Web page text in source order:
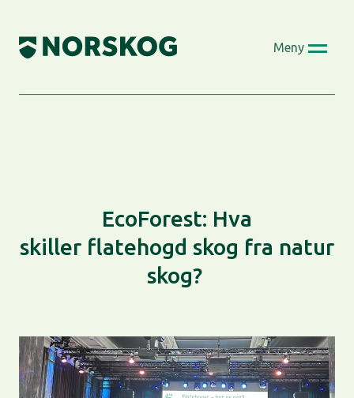
content
Meny
EcoForest: Hva
skiller flatehogd skog fra natur
skog?